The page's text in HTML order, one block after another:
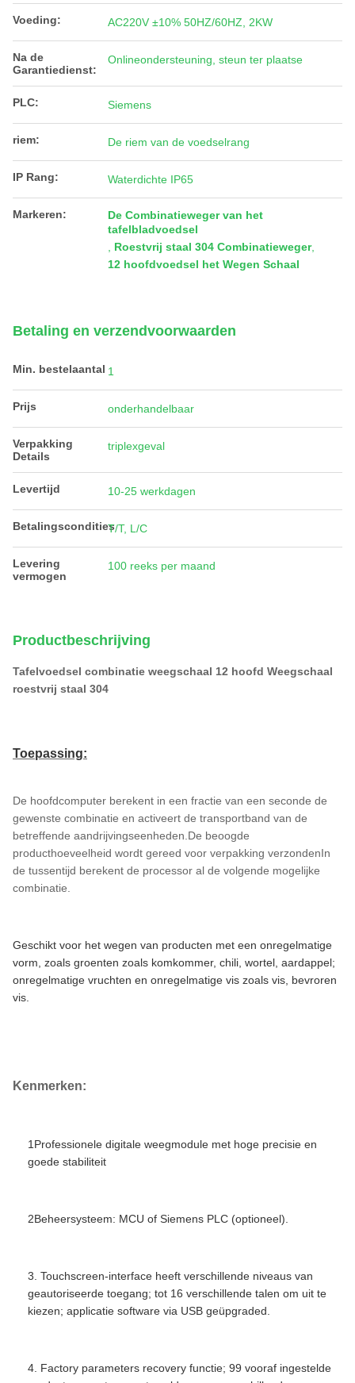
Voeding: AC220V ±10% 50HZ/60HZ, 2KW
Na de
Garantiedienst:
Onlineondersteuning, steun ter plaatse
PLC: Siemens
riem: De riem van de voedselrang
IP Rang: Waterdichte IP65
Markeren:
De Combinatieweger van het
tafelbladvoedsel
, Roestvrij staal 304 Combinatieweger,
12 hoofdvoedsel het Wegen Schaal
Betaling en verzendvoorwaarden
Min. bestelaantal 1
Prijs onderhandelbaar
Verpakking
Details
triplexgeval
Levertijd 10-25 werkdagen
BetalingsconditiesT/T, L/C
Levering
vermogen
100 reeks per maand
Productbeschrijving
Tafelvoedsel combinatie weegschaal 12 hoofd Weegschaal
roestvrij staal 304
Toepassing:
De hoofdcomputer berekent in een fractie van een seconde de
gewenste combinatie en activeert de transportband van de
betreffende aandrijvingseenheden.De beoogde
producthoeveelheid wordt gereed voor verpakking verzondenIn
de tussentijd berekent de processor al de volgende mogelijke
combinatie.
Geschikt voor het wegen van producten met een onregelmatige
vorm, zoals groenten zoals komkommer, chili, wortel, aardappel;
onregelmatige vruchten en onregelmatige vis zoals vis, bevroren
vis.
Kenmerken:
1Professionele digitale weegmodule met hoge precisie en
goede stabiliteit
2Beheersysteem: MCU of Siemens PLC (optioneel).
3. Touchscreen-interface heeft verschillende niveaus van
geautoriseerde toegang; tot 16 verschillende talen om uit te
kiezen; applicatie software via USB geüpgraded.
4. Factory parameters recovery functie; 99 vooraf ingestelde